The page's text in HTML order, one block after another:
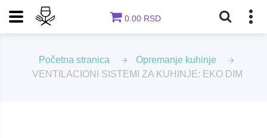
0.00 RSD
Početna stranica
Opremanje kuhinje
VENTILACIONI SISTEMI ZA KUHINJE: EKO DIM